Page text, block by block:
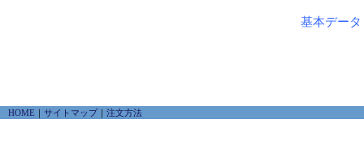
基本データ
HOME サイトマップ 注文方法